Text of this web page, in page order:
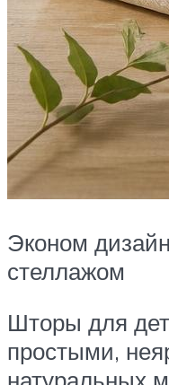
Эконом
стеллажом
Шторы для
простыми,